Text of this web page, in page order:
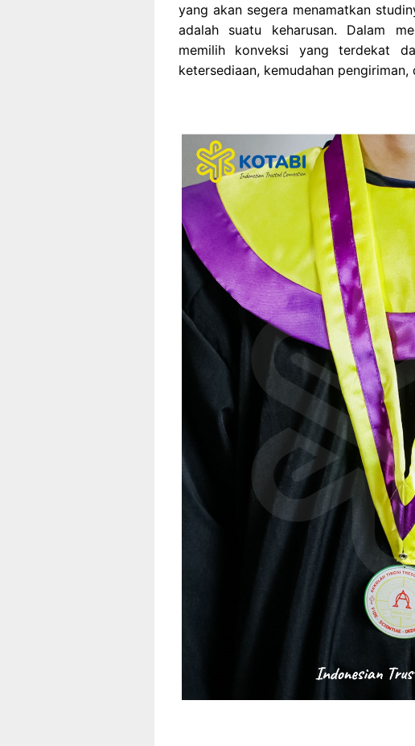
yang akan segera menamatkan
adalah suatu keharusan. Dalam
memilih konveksi yang terdekat
ketersediaan, kemudahan